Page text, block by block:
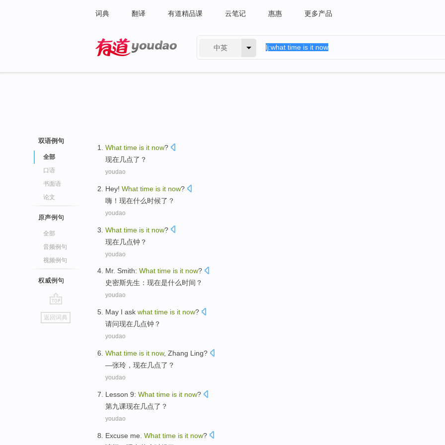
词典 翻译 有道精品课 云笔记 惠惠 更多产品
中英
双语例句
全部
口语
书面语
论文
原声例句
全部
音频例句
视频例句
权威例句
go
top
返回词典
What time is it now?
现在几点了？
youdao
Hey! What time is it now?
嗨 ！ 现在什么时候了？
youdao
What time is it now?
现在几点钟 ？
youdao
Mr. Smith: What time is it now?
史密斯先生： 现在是什么时间 ？
youdao
May I ask what time is it now?
请问现在几点钟 ？
youdao
What time is it now, Zhang Ling?
—张玲 ， 现在几点了？
youdao
Lesson 9: What time is it now?
第九课现在几点了？
youdao
Excuse me What time is it now?